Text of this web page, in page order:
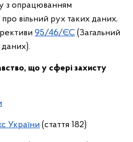
з опрацюванням
вільний рух таких даних,
95/46/ЄС (Загальний
що у сфері захисту
України (стаття 182)